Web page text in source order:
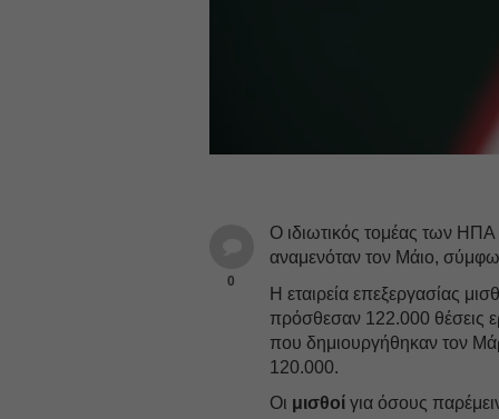
0
O ιδιωτικός τομέας των ΗΠΑ
αναμενόταν τον Mάιο,
Η εταιρεία επεξεργασίας
πρόσθεσαν 122.000 θέσεις
που δημιουργήθηκαν τον
120.000.
Οι μισθοί για όσους